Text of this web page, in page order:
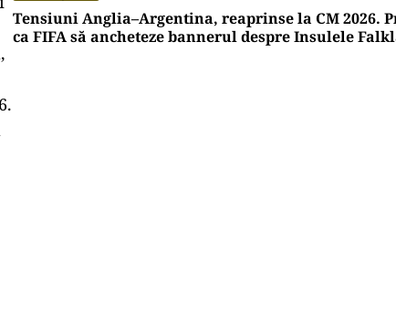
Tensiuni Anglia–Argentina, reaprinse la CM 2026.
ca FIFA să ancheteze bannerul despre Insulele